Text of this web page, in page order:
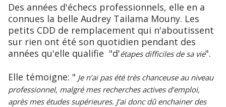
Des années d'échecs professionnels, elle en a
connues la belle Audrey Tailama Mouny. Les
petits CDD de remplacement qui n'aboutissent
sur rien ont été son quotidien pendant des
années qu'elle qualifie "d'étapes difficiles de sa vie".
Elle témoigne: " Je n’ai pas été très chanceuse au niveau
professionnel, malgré mes recherches actives d’emploi,
après mes études supérieures. J’ai donc dû enchainer des